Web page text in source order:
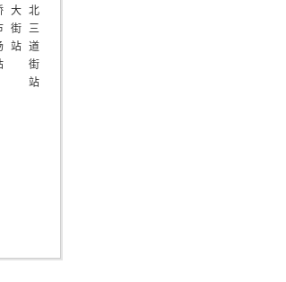
大
街
站
北
三
道
街
站